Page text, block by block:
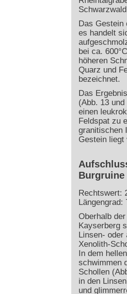
Das Gestein
es handelt
bei ca.
höheren
Quarz und
bezeichnet.
Das
(Abb. 13
einen
Feldspat zu
granitischen
Gestein liegt
Burgruine
Rechtswert:
Längengrad:
Oberhalb
Kayserberg
Linsen- oder
Xenolith-
In dem
schwimmen
Schollen
in den
und